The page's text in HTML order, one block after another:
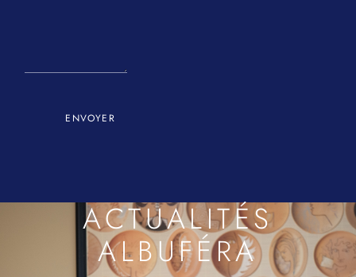
ENVOYER
ACTUALITÉS
ALBUFÉRA